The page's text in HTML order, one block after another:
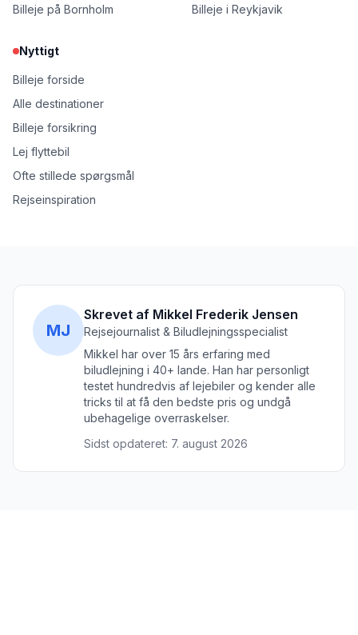
Billeje på Bornholm
Billeje i Reykjavik
Nyttigt
Billeje forside
Alle destinationer
Billeje forsikring
Lej flyttebil
Ofte stillede spørgsmål
Rejseinspiration
MJ
Skrevet af Mikkel Frederik Jensen
Rejsejournalist & Biludlejningsspecialist
Mikkel har over 15 års erfaring med
biludlejning i 40+ lande. Han har personligt
testet hundredvis af lejebiler og kender alle
tricks til at få den bedste pris og undgå
ubehagelige overraskelser.
Sidst opdateret: 7. august 2026